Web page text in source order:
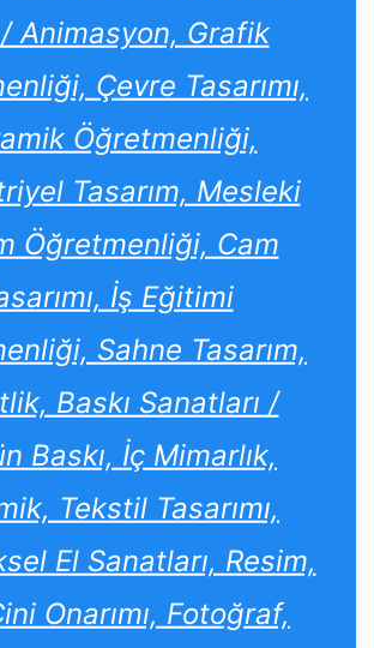
Animasyon, Grafik
Çevre Tasarımı,
Öğretmenliği,
Tasarım, Mesleki
Öğretmenliği, Cam
İş Eğitimi
Sahne Tasarım,
Baskı Sanatları /
Baskı, İç Mimarlık,
Tekstil Tasarımı,
El Sanatları, Resim,
Onarımı, Fotoğraf,